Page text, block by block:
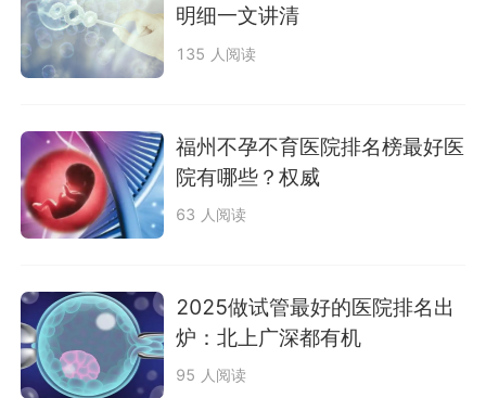
明细一文讲清
135 人阅读
福州不孕不育医院排名榜最好医
院有哪些？权威
63 人阅读
2025做试管最好的医院排名出
炉：北上广深都有机
95 人阅读